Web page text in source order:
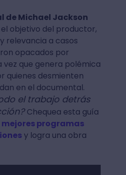
de Michael Jackson
el objetivo del productor,
relevancia a casos
opacados por
vez que genera polémica
quienes desmienten
en el documental.
el trabajo detrás
Chequea esta guía
mejores programas
y logra una obra